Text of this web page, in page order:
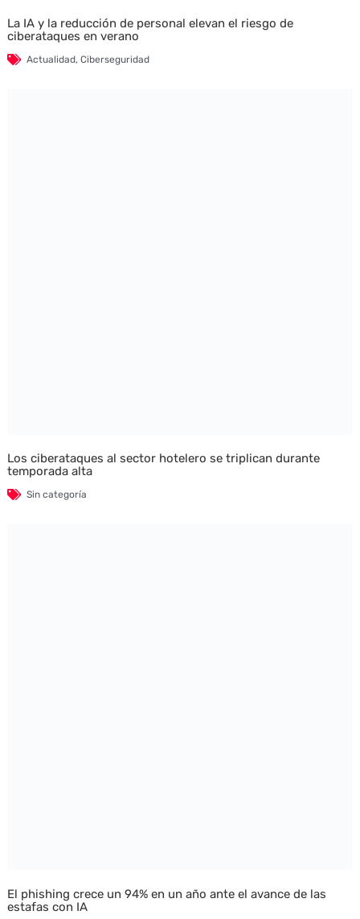
La IA y la reducción de personal elevan el riesgo de
ciberataques en verano
Actualidad, Ciberseguridad
Los ciberataques al sector hotelero se triplican durante
temporada alta
Sin categoría
El phishing crece un 94% en un año ante el avance de las
estafas con IA